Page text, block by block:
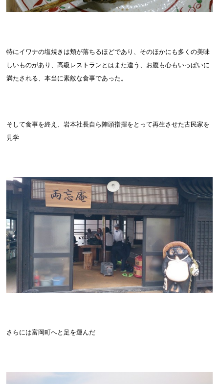
特にイワナの塩焼きは頬が落ちるほどであり、そのほかにも多くの美味
しいものがあり、高級レストランとはまた違う、お腹も心もいっぱいに
満たされる、本当に素敵な食事であった。
そして食事を終え、岩本社長自ら陣頭指揮をとって再生させた古民家を
見学
さらには富岡町へと足を運んだ